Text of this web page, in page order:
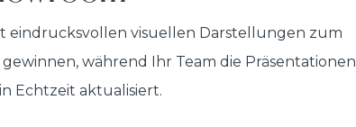
eindrucksvollen visuellen Darstellungen zum
während Ihr Team die Präsentationen
Echtzeit aktualisiert.